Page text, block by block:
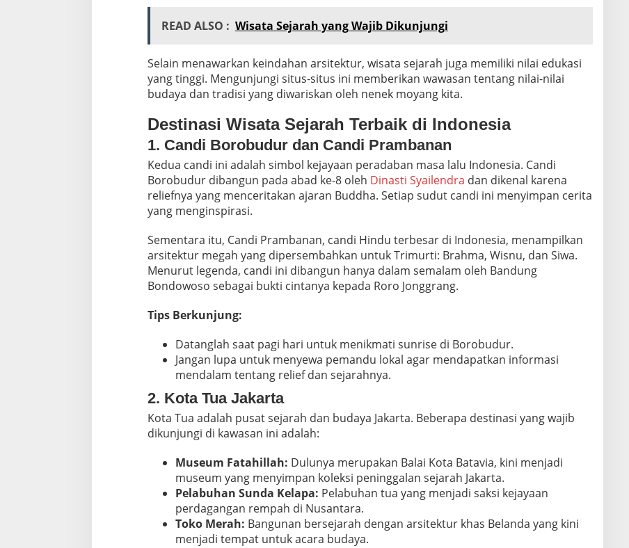
READ ALSO : Wisata Sejarah yang Wajib Dikunjungi
Selain menawarkan keindahan arsitektur, wisata sejarah juga memiliki nilai edukasi
yang tinggi. Mengunjungi situs-situs ini memberikan wawasan tentang nilai-nilai
budaya dan tradisi yang diwariskan oleh nenek moyang kita.
Destinasi Wisata Sejarah Terbaik di Indonesia
1. Candi Borobudur dan Candi Prambanan
Kedua candi ini adalah simbol kejayaan peradaban masa lalu Indonesia. Candi
Borobudurdibangun pada abad ke-8 oleh Dinasti Syailendra dan dikenal karena
reliefnya yang menceritakan ajaran Buddha. Setiap sudut candi ini menyimpan cerita
yang menginspirasi.
Sementara itu, Candi Prambanan, candi Hindu terbesar di Indonesia, menampilkan
arsitektur megah yang dipersembahkan untuk Trimurti: Brahma, Wisnu, dan Siwa.
Menurut legenda, candi ini dibangun hanya dalam semalam oleh Bandung
Bondowoso sebagai bukti cintanya kepada Roro Jonggrang.
Tips Berkunjung:
Datanglah saat pagi hari untuk menikmati sunrise di Borobudur.
Jangan lupa untuk menyewa pemandu lokal agar mendapatkan informasi
mendalam tentang relief dan sejarahnya.
2. Kota Tua Jakarta
Kota Tua adalah pusat sejarah dan budaya Jakarta. Beberapa destinasi yang wajib
dikunjungi di kawasan ini adalah:
Museum Fatahillah: Dulunya merupakan Balai Kota Batavia, kini menjadi
museum yang menyimpan koleksi peninggalan sejarah Jakarta.
Pelabuhan Sunda Kelapa: Pelabuhan tua yang menjadi saksi kejayaan
perdagangan rempah di Nusantara.
Toko Merah: Bangunan bersejarah dengan arsitektur khas Belanda yang kini
menjadi tempat untuk acara budaya.